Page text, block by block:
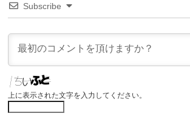
Subscribe
上に表示された文字を入力してください。